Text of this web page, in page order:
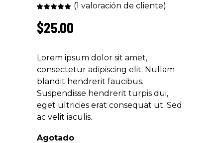
Valorado
5
basado
en
1
cliente
(1 valoración de cliente)
$25.00
Lorem ipsum dolor sit amet,
consectetur adipiscing elit. Nullam
blandit hendrerit faucibus.
Suspendisse hendrerit turpis dui,
eget ultricies erat consequat ut. Sed
ac velit iaculis.
Agotado